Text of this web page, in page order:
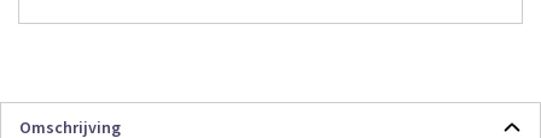
Omschrijving